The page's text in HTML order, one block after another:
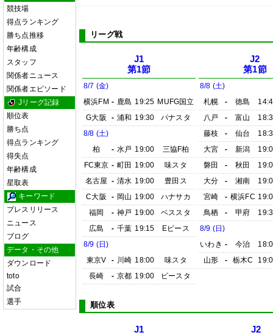
競技場
得点ランキング
勝ち点推移
年齢構成
スタッフ
関係者ニュース
関係者エピソード
Jリーグ記録
順位表
勝ち点
得点ランキング
得失点
年齢構成
星取表
キーワード
プレスリリース
ニュース
ブログ
データ・その他
ダウンロード
toto
試合
選手
リーグ戦
J1
第1節
8/7 (金)
横浜FM - 鹿島 19:25 MUFG国立
G大阪
- 浦和 19:30
パナスタ
8/8 (土)
柏
- 水戸 19:00
三協F柏
FC東京 - 町田 19:00
味スタ
名古屋 - 清水 19:00
豊田ス
C大阪
- 岡山 19:00
ハナサカ
福岡
- 神戸 19:00
ベススタ
広島
- 千葉 19:15
Eピース
8/9 (日)
東京V
- 川崎 18:00
味スタ
長崎
- 京都 19:00 ピースタ
J2
第1節
8/8 (土)
札幌
- 徳島
八戸
- 富山
藤枝
- 仙台
大宮
- 新潟
磐田
- 秋田
大分
- 湘南
宮崎
- 横浜FC
鳥栖
- 甲府
8/9 (日)
いわき - 今治
山形
- 栃木C
順位表
J1 J2